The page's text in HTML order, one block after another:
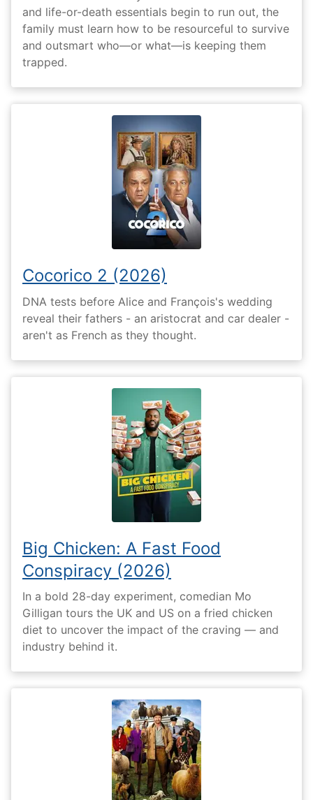
and life-or-death essentials begin to run out, the
family must learn how to be resourceful to survive
and outsmart who—or what—is keeping them
trapped.
Cocorico 2 (2026)
DNA tests before Alice and François's wedding
reveal their fathers - an aristocrat and car dealer -
aren't as French as they thought.
Big Chicken: A Fast Food
Conspiracy (2026)
In a bold 28-day experiment, comedian Mo
Gilligan tours the UK and US on a fried chicken
diet to uncover the impact of the craving — and
industry behind it.